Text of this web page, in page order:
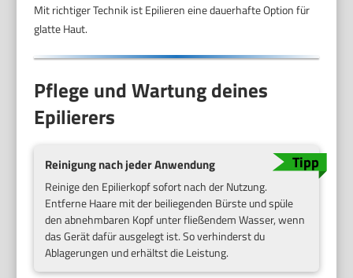
Mit richtiger Technik ist Epilieren eine dauerhafte Option für
glatte Haut.
Pflege und Wartung deines
Epilierers
Reinigung nach jeder Anwendung
Reinige den Epilierkopf sofort nach der Nutzung.
Entferne Haare mit der beiliegenden Bürste und spüle
den abnehmbaren Kopf unter fließendem Wasser, wenn
das Gerät dafür ausgelegt ist. So verhinderst du
Ablagerungen und erhältst die Leistung.